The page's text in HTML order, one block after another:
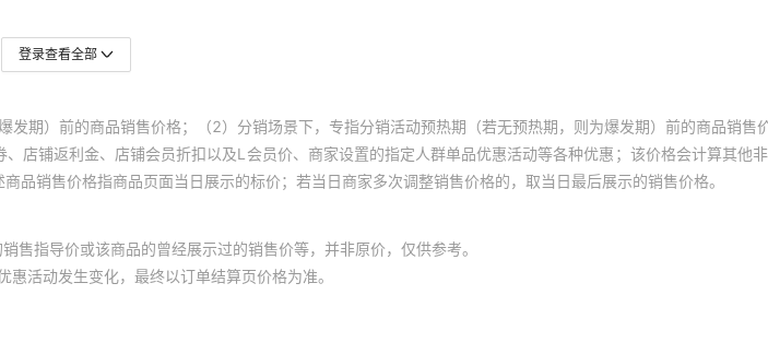
登录查看全部
发期）前的商品销售价格；（2）分销场景下，专指分销活动预热期（若无预热期，则为爆发期）前的商品销售
店铺返利金、店铺会员折扣以及L会员价、商家设置的指定人群单品优惠活动等各种优惠；该价格会计算其他
销售价格指商品页面当日展示的标价；若当日商家多次调整销售价格的，取当日最后展示的销售价格。
指导价或该商品的曾经展示过的销售价等，并非原价，仅供参考。
活动发生变化，最终以订单结算页价格为准。